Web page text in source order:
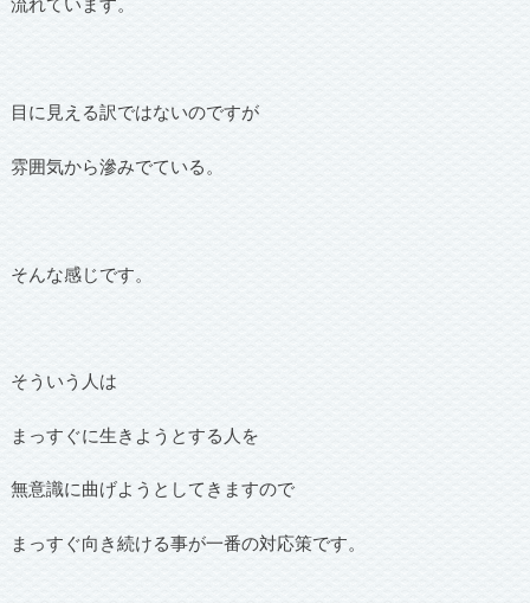
目に見える訳ではないのですが
雰囲気から滲みでている。
そんな感じです。
そういう人は
まっすぐに生きようとする人を
無意識に曲げようとしてきますので
まっすぐ向き続ける事が一番の対応策です。